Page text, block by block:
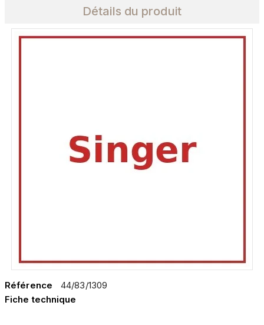
Détails du produit
Référence
44/83/1309
Fiche technique